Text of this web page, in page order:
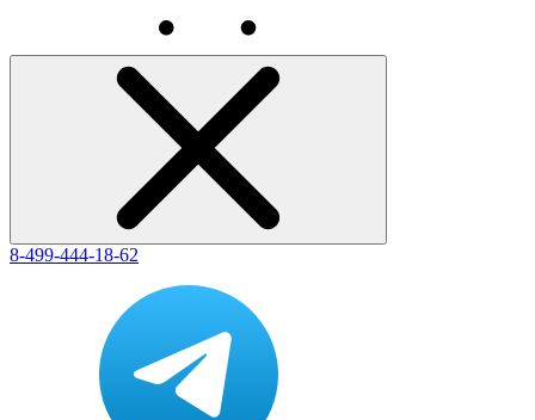
8-499-444-18-62